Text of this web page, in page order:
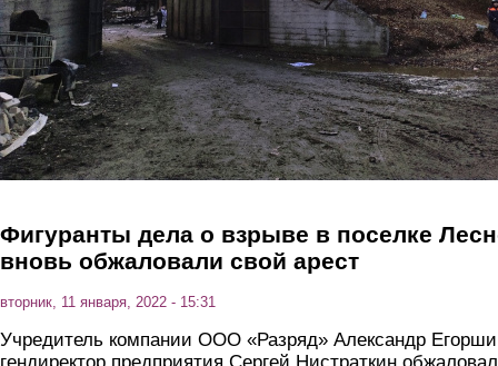
Фигуранты дела о взрыве в поселке
вновь обжаловали свой арест
вторник, 11 января, 2022 - 15:31
Учредитель компании ООО «Разряд» Александр